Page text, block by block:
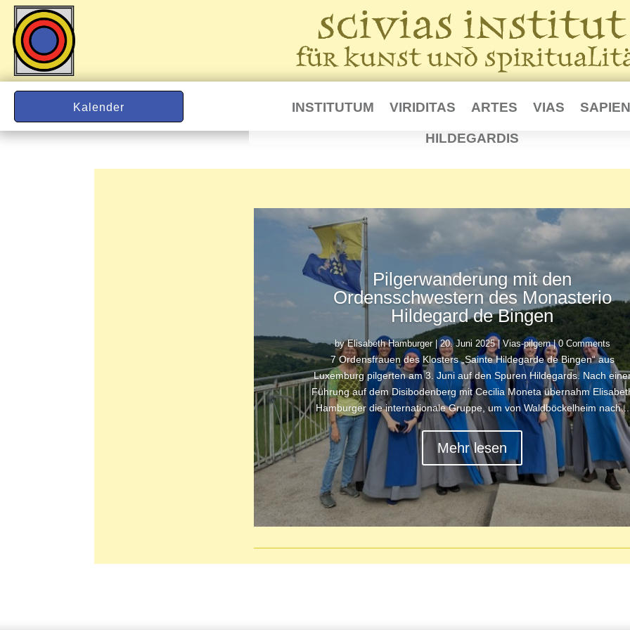
Kalender INSTITUTUM VIRIDITAS ARTES VIAS
HILDEGARDIS
Pilgerwanderung mit den
Ordensschwestern des Monasterio
Hildegard de Bingen
byElisabeth Hamburger|20. Juni 2025|Vias-pilgern| 0 Comments
7 Ordensfrauen des Klosters „Sainte Hildegarde de Bingen“ aus
Luxemburg pilgerten am 3. Juni auf den Spuren Hildegards. Nach
Führung auf dem Disibodenberg mit Cecilia Moneta übernahm
Hamburger die internationale Gruppe, um von Waldböckelheim nach...
Mehr lesen